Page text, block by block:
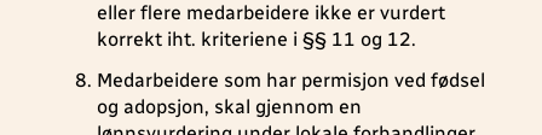
eller flere medarbeidere ikke er vurdert
korrekt iht. kriteriene i §§ 11 og 12.
Medarbeidere som har permisjon ved fødsel
og adopsjon, skal gjennom en